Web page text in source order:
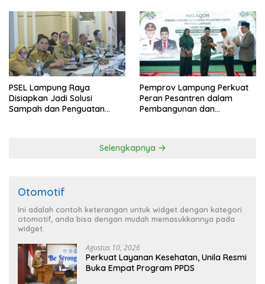
PSEL Lampung Raya
Disiapkan Jadi Solusi
Sampah dan Penguatan
Pemprov Lampung Perkuat
Peran Pesantren dalam
Pembangunan dan
Selengkapnya
Otomotif
Ini adalah contoh keterangan untuk widget dengan kategori
otomotif, anda bisa dengan mudah memasukkannya pada
widget.
Agustus 10, 2026
Perkuat Layanan Kesehatan, Unila Resmi
Buka Empat Program PPDS